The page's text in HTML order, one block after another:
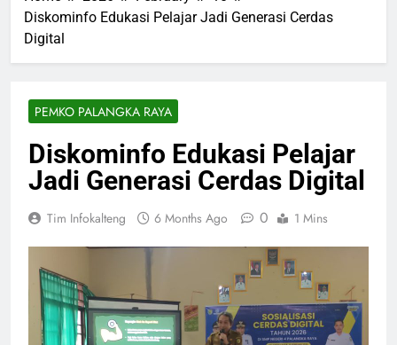
Diskominfo Edukasi Pelajar Jadi Generasi Cerdas
Digital
PEMKO PALANGKA RAYA
Diskominfo Edukasi Pelajar
Jadi Generasi Cerdas Digital
Tim Infokalteng 6 Months Ago 0 1 Mins